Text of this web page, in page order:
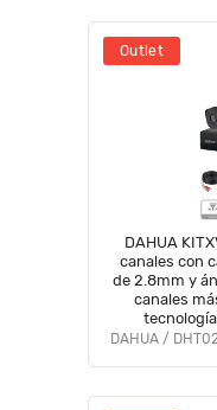
Outlet
DAHUA
canales con
de 2.8mm y
canales
humanos y